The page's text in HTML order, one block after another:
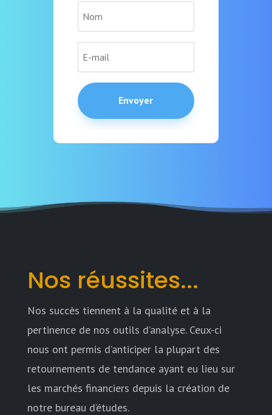
Envoyer
Nos réussites...
Nos succès tiennent à la qualité et à la
pertinence de nos outils d’analyse. Ceux-ci
nous ont permis d’anticiper la plupart des
retournements de tendance ayant eu lieu sur
les marchés financiers depuis la création de
notre bureau d’études.